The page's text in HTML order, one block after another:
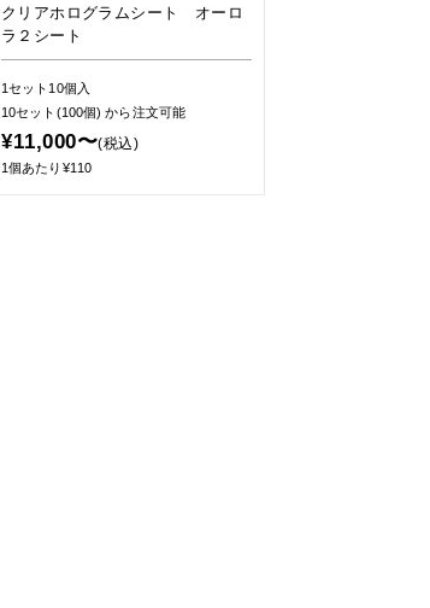
クリアホログラムシート オーロ
ラ２シート
1セット10個入
10セット(100個)から注文可能
¥11,000〜(税込)
1個あたり¥110